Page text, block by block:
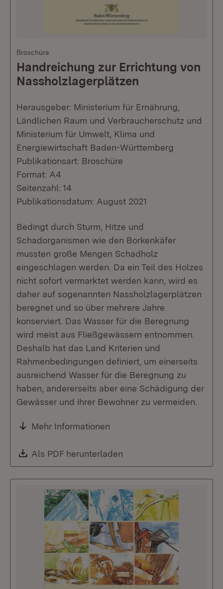
Broschüre
Handreichung zur Errichtung von
Nassholzlagerplätzen
Herausgeber: Ministerium für Ernährung,
Ländlichen Raum und Verbraucherschutz und
Ministerium für Umwelt, Klima und
Energiewirtschaft Baden-Württemberg
Publikationsart: Broschüre
Format: A4
Seitenzahl: 14
Publikationsdatum: August 2021
Bedingt durch Sturm, Hitze und
Schadorganismen wie den Borkenkäfer
mussten große Mengen Schadholz
eingeschlagen werden. Da ein Teil des Holzes
nicht sofort vermarktet werden kann, wird es
daher auf sogenannten Nassholzlagerplätzen
beregnet und so über mehrere Jahre
konserviert. Das Wasser für die Beregnung
wird meist aus Fließgewässern entnommen.
Deshalb hat das Land Kriterien und
Rahmenbedingungen definiert, um einerseits
ausreichend Wasser für die Beregnung zu
haben, andererseits aber eine Schädigung der
Gewässer und ihrer Bewohner zu vermeiden.
Mehr Informationen
Download:
Als PDF herunterladen